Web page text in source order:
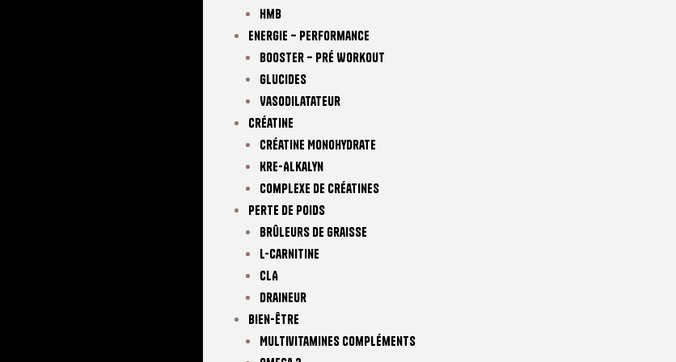
Hmb
Energie – Performance
Booster – Pré Workout
Glucides
Vasodilatateur
Créatine
Créatine Monohydrate
Kre-Alkalyn
Complexe De Créatines
Perte De Poids
Brûleurs De Graisse
L-Carnitine
CLA
Draineur
Bien-Être
Multivitamines Compléments